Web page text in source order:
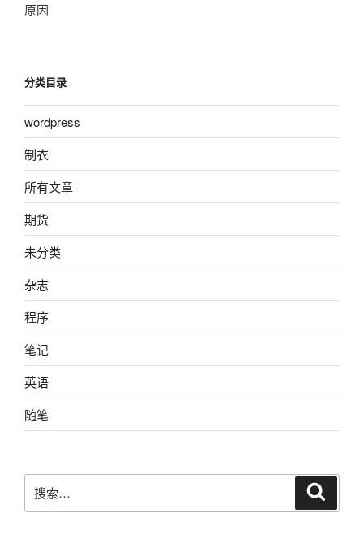
原因
分类目录
wordpress
制衣
所有文章
期货
未分类
杂志
程序
笔记
英语
随笔
搜
索：